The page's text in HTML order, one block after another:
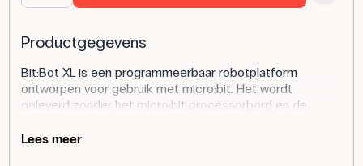
Productgegevens
Bit:Bot XL is een programmeerbaar robotplatform
ontworpen voor gebruik met micro:bit. Het wordt
geleverd zonder het micro:bit processorbord en de
De micro:bit is verticaal gemonteerd in de Bit:Bot XL,
Lees meer